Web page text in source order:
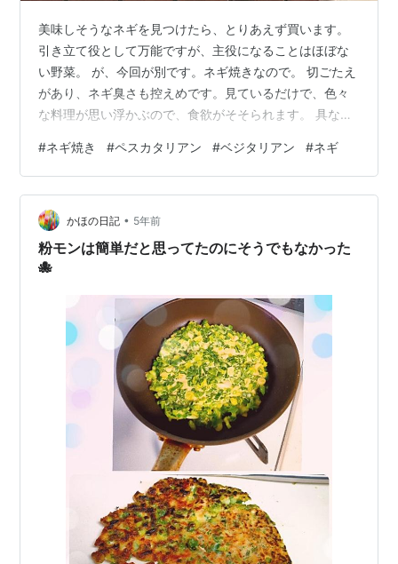
美味しそうなネギを見つけたら、とりあえず買います。
引き立て役として万能ですが、主役になることはほぼな
い野菜。 が、今回が別です。ネギ焼きなので。 切ごたえ
があり、ネギ臭さも控えめです。見ているだけで、色々
な料理が思い浮かぶので、食欲がそそられます。 具なし
ペスカタリアンになって食べる頻度が増えました。 ポン
酢、しょうゆ、マヨラー油、からし、わさび、と味変で
きるのも嬉しいですよね。
#ネギ焼き #ペスカタリアン #ベジタリアン #ネギ
かほの日記 • 5年前
粉モンは簡単だと思ってたのにそうでもなかった
🐙